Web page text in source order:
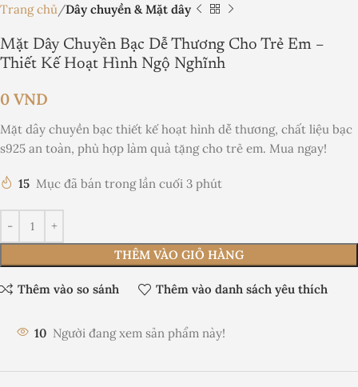
Trang chủ Dây chuyền & Mặt dây
Mặt Dây Chuyền Bạc Dễ Thương Cho Trẻ Em –
Thiết Kế Hoạt Hình Ngộ Nghĩnh
0 VND
Mặt dây chuyền bạc thiết kế hoạt hình dễ thương, chất liệu bạc
s925 an toàn, phù hợp làm quà tặng cho trẻ em. Mua ngay!
15 Mục đã bán trong lần cuối 3 phút
THÊM VÀO GIỎ HÀNG
Thêm vào so sánh Thêm vào danh sách yêu thích
10 Người đang xem sản phẩm này!